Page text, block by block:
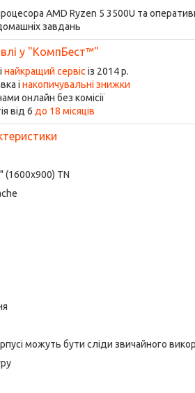
AMD Ryzen 5 3500U та
завдань
у "КомпБест™"
найкращий сервіс із 2014 р.
і накопичувальні знижки
онлайн без комісії
від 6 до 18 місяців
(1600x900) TN
можуть бути сліди звичайного